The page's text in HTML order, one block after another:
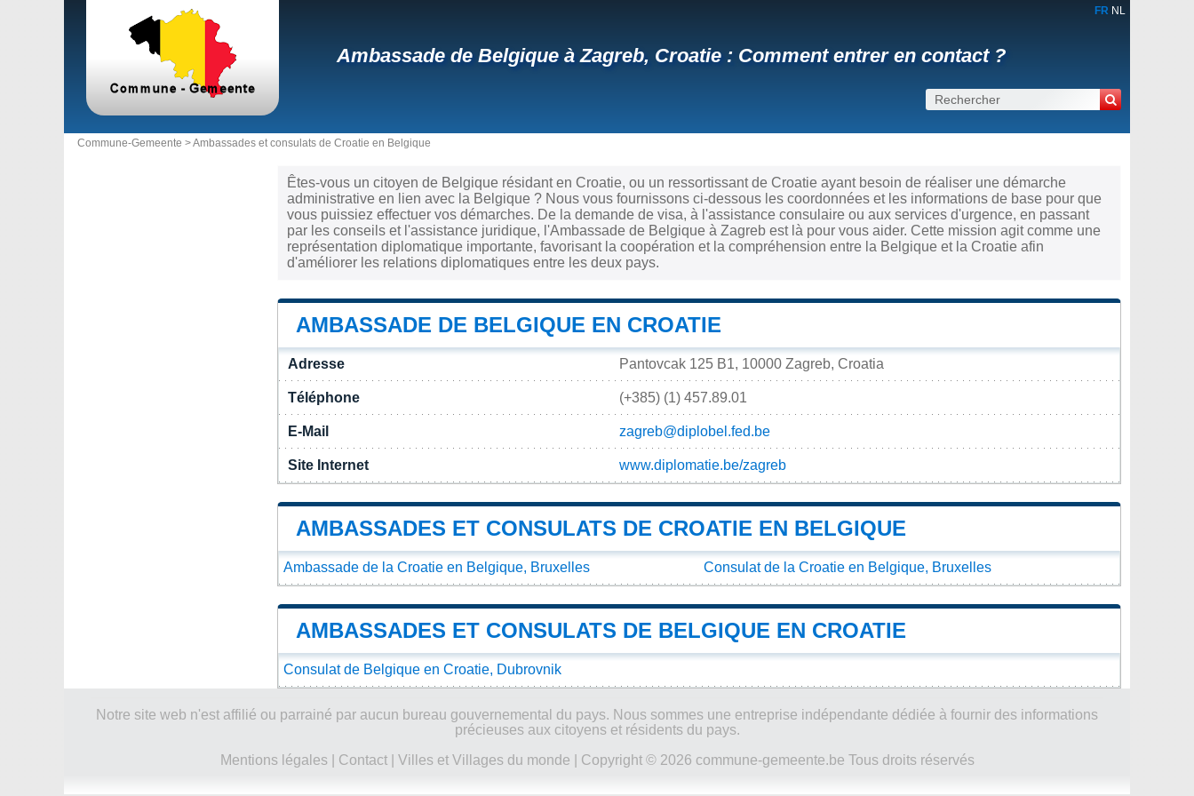
FR NL
Ambassade de Belgique à Zagreb, Croatie : Comment entrer en contact ?
Commune-Gemeente >Ambassades et consulats de Croatie en Belgique
Êtes-vous un citoyen de Belgique résidant en Croatie, ou un ressortissant de Croatie ayant besoin de réaliser une démarche
administrative en lien avec la Belgique ? Nous vous fournissons ci-dessous les coordonnées et les informations de base pour que
vous puissiez effectuer vos démarches. De la demande de visa, à l'assistance consulaire ou aux services d'urgence, en passant
par les conseils et l'assistance juridique, l'Ambassade de Belgique à Zagreb est là pour vous aider. Cette mission agit comme une
représentation diplomatique importante, favorisant la coopération et la compréhension entre la Belgique et la Croatie afin
d'améliorer les relations diplomatiques entre les deux pays.
AMBASSADE DE BELGIQUE EN CROATIE
Adresse Pantovcak 125 B1, 10000 Zagreb, Croatia
Téléphone (+385) (1) 457.89.01
E-Mail zagreb@diplobel.fed.be
Site Internet www.diplomatie.be/zagreb
AMBASSADES ET CONSULATS DE CROATIE EN BELGIQUE
Ambassade de la Croatie en Belgique, Bruxelles Consulat de la Croatie en Belgique, Bruxelles
AMBASSADES ET CONSULATS DE BELGIQUE EN CROATIE
Consulat de Belgique en Croatie, Dubrovnik
Notre site web n'est affilié ou parrainé par aucun bureau gouvernemental du pays. Nous sommes une entreprise indépendante dédiée à fournir des informations
précieuses aux citoyens et résidents du pays.
Mentions légales| Contact| Villes et Villages du monde | Copyright © 2026 commune-gemeente.be Tous droits réservés